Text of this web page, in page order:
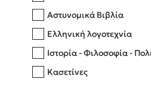
Δανάη Δεληγεώργη
Πάνω, κάτω,
Αστυνομικά Βιβλία
Ελληνική λογοτεχνία
Ιστορία - Φιλοσοφία -
Κασετίνες